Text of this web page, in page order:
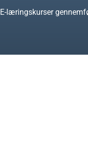
E-læringskurser